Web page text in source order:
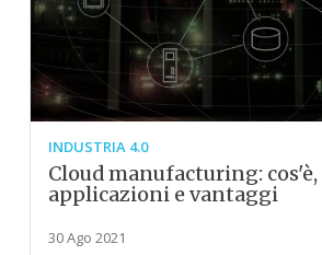
INDUSTRIA 4.0
Cloud manufacturing: cos'è,
applicazioni e vantaggi
30 Ago 2021